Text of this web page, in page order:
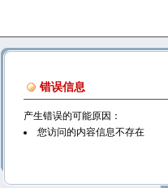
错误信息
产生错误的可能原因：
您访问的内容信息不存在